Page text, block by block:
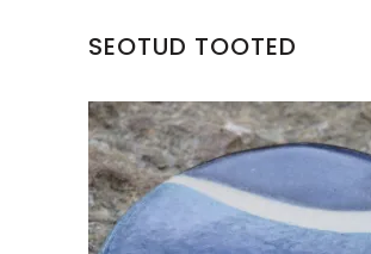
SEOTUD TOOTED
KERAAMILINE TALDRIK